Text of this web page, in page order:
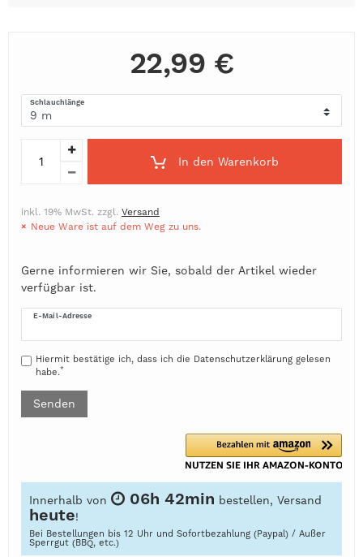
22,99 €
Schlauchlänge
In den Warenkorb
inkl. 19% MwSt. zzgl. Versand
Neue Ware ist auf dem Weg zu uns.
Gerne informieren wir Sie, sobald der Artikel wieder
verfügbar ist.
E-Mail-Adresse
Hiermit bestätige ich, dass ich die Daten­schutz­erklärunggelesen
habe.*
Senden
Innerhalb von 06h 42min bestellen, Versand
heute!
Bei Bestellungen bis 12 Uhr und Sofortbezahlung (Paypal) / Außer
Sperrgut (BBQ, etc.)